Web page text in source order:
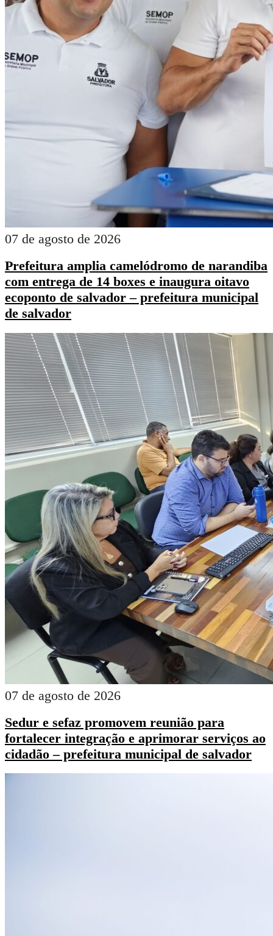
07 de agosto de 2026
Prefeitura amplia camelódromo de narandiba
com entrega de 14 boxes e inaugura oitavo
ecoponto de salvador – prefeitura municipal
de salvador
07 de agosto de 2026
Sedur e sefaz promovem reunião para
fortalecer integração e aprimorar serviços ao
cidadão – prefeitura municipal de salvador